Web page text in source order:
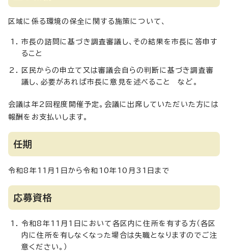
区域に係る環境の保全に関する施策について、
市長の諮問に基づき調査審議し、その結果を市長に答申す
ること
区民からの申立て又は審議会自らの判断に基づき調査審
議し、必要があれば市長に意見を述べること など。
会議は年2回程度開催予定。会議に出席していただいた方には
報酬をお支払いします。
任期
令和8年11月1日から令和10年10月31日まで
応募資格
令和8年11月1日において各区内に住所を有する方（各区
内に住所を有しなくなった場合は失職となりますのでご注
意ください。）